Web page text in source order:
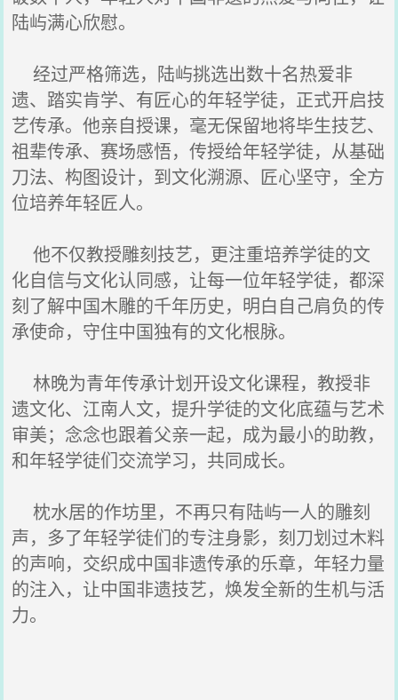
陆屿满心欣慰。
经过严格筛选，陆屿挑选出数十名热爱非
遗、踏实肯学、有匠心的年轻学徒，正式开启技
艺传承。他亲自授课，毫无保留地将毕生技艺、
祖辈传承、赛场感悟，传授给年轻学徒，从基础
刀法、构图设计，到文化溯源、匠心坚守，全方
位培养年轻匠人。
他不仅教授雕刻技艺，更注重培养学徒的文
化自信与文化认同感，让每一位年轻学徒，都深
刻了解中国木雕的千年历史，明白自己肩负的传
承使命，守住中国独有的文化根脉。
林晚为青年传承计划开设文化课程，教授非
遗文化、江南人文，提升学徒的文化底蕴与艺术
审美；念念也跟着父亲一起，成为最小的助教，
和年轻学徒们交流学习，共同成长。
枕水居的作坊里，不再只有陆屿一人的雕刻
声，多了年轻学徒们的专注身影，刻刀划过木料
的声响，交织成中国非遗传承的乐章，年轻力量
的注入，让中国非遗技艺，焕发全新的生机与活
力。